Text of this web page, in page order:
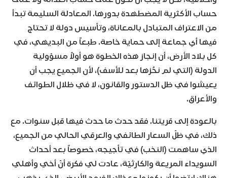
حساب الأكثرية المضطهدة بدورها. المعادلة السليمة تبدأ
من الاعتراف المتبادل بالمعاناة، وتأسيس دولة لا تحتاج
فيها أي جماعة إلى حماية خاصة. طبعاً من البديهي، في
كل بلاد الأرض، أن إنجاز هذه الخطوة هو أولاً مسؤولية
الدولة (التي لم نحُزها بعد للأسف)، لأن الجميع يجب أن
يعيشوا في ظل الدستور والقانون، لا في ظلال الطوائف
والأعراق.
بالعودة إلى قريتنا. فقد حدث ما حدث فيها قبل سنوات. مع
ذلك، في ظلّ السعار الطائفي والعرقي الحالي من الجميع،
الذي ساهمت (النخب) في تأجيجه، خصوصاً بعد أحداث
السويداء المريعة والكارثيّة، عادت لي فكرة أنّ أخي وأهلي